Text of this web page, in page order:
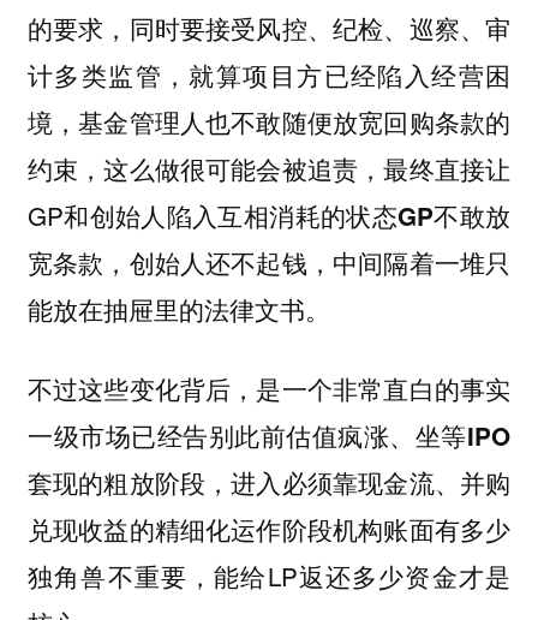
的要求，同时要接受风控、纪检、巡察、审
计多类监管，就算项目方已经陷入经营困
境，基金管理人也不敢随便放宽回购条款的
约束，这么做很可能会被追责，最终直接让
GP和创始人陷入互相消耗的状态GP不敢放
宽条款，创始人还不起钱，中间隔着一堆只
能放在抽屉里的法律文书。
不过这些变化背后，是一个非常直白的事实
一级市场已经告别此前估值疯涨、坐等IPO
套现的粗放阶段，进入必须靠现金流、并购
兑现收益的精细化运作阶段机构账面有多少
独角兽不重要，能给LP返还多少资金才是